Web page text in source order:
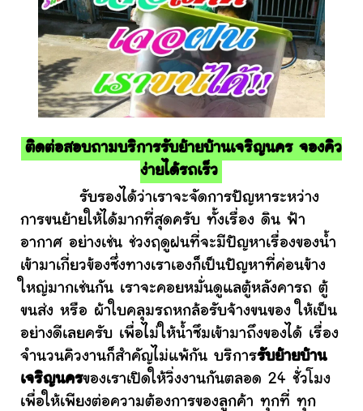
ติดต่อสอบถามบริการรับย้ายบ้านเจริญนคร จองคิว
ง่ายได้รถเร็ว
รับรองได้ว่าเราจะจัดการปัญหาระหว่าง
การขนย้ายให้ได้มากที่สุดครับ ทั้งเรื่อง ดิน ฟ้า
อากาศ อย่างเช่น ช่วงฤดูฝนที่จะมีปัญหาเรื่องของน้ำ
เข้ามาเกี่ยวข้องซึ่งทางเราเองก็เป็นปัญหาที่ค่อนข้าง
ใหญ่มากเช่นกัน เราจะคอยหมั่นดูแลตู้หลังคารถ ตู้
ขนส่ง หรือ ผ้าใบคลุมรถหกล้อรับจ้างขนของ ให้เป็น
อย่างดีเลยครับ เพื่อไม่ให้น้ำซึมเข้ามาถึงของได้ เรื่อง
จำนวนคิวงานก็สำคัญไม่แพ้กัน บริการรับย้ายบ้าน
เจริญนครของเราเปิดให้วิ่งงานกันตลอด 24 ชั่วโมง
เพื่อให้เพียงต่อความต้องการของลูกค้า ทุกที่ ทุก